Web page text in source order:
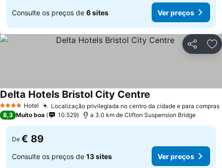
Consulte os preços de 6 sites Ver preços
Partilhar
4 EstrelasHotel Localização privilegiada no centro da cidade e para compras
Delta Hotels Bristol City Centre
8,3 Muito boa 10.529 a 3.0 km de Clifton Suspension Bridge
De € 89
Consulte os preços de 13 sites Ver preços